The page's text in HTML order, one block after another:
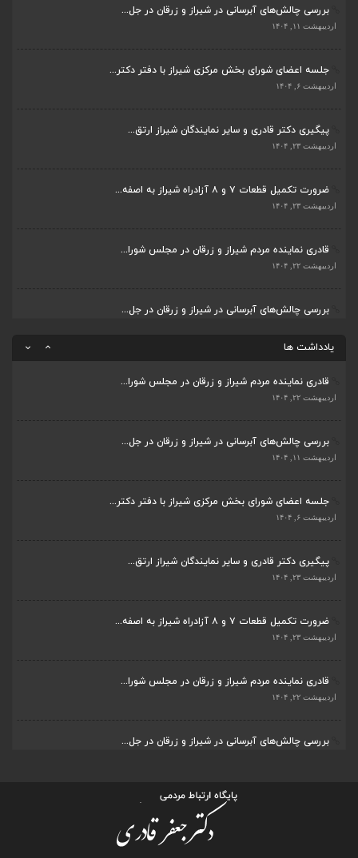
بررسی چالش‌های آبرسانی در شیراز و زرقان در جل...
اردیبهشت ۱۱, ۱۴۰۴
جلسه اعضای شورای بخش مرکزی شیراز با دفتر دکتر...
اردیبهشت ۶, ۱۴۰۴
پیگیری دکتر قادری و سایر نمایندگان شیراز ارتق...
اردیبهشت ۲۳, ۱۴۰۴
ضرورت تکمیل قطعات ۷ و ۸ آزادراه شیراز به اصفه...
اردیبهشت ۲۳, ۱۴۰۴
قادری نماینده مردم شیراز و زرقان در مجلس شورا...
اردیبهشت ۲۲, ۱۴۰۴
بررسی چالش‌های آبرسانی در شیراز و زرقان در جل...
یادداشت ها
ضرورت تکمیل قطعات ۷ و ۸ آزادراه شیراز به اصفه...
قادری نماینده مردم شیراز و زرقان در مجلس شورا...
بررسی چالش‌های آبرسانی در شیراز و زرقان در جل...
جلسه اعضای شورای بخش مرکزی شیراز با دفتر دکتر...
پیگیری دکتر قادری و سایر نمایندگان شیراز ارتق...
قادری نماینده مردم شیراز و زرقان در مجلس شورا...
اردیبهشت ۲۲, ۱۴۰۴
بررسی چالش‌های آبرسانی در شیراز و زرقان در جل...
اردیبهشت ۱۱, ۱۴۰۴
جلسه اعضای شورای بخش مرکزی شیراز با دفتر دکتر...
اردیبهشت ۶, ۱۴۰۴
پیگیری دکتر قادری و سایر نمایندگان شیراز ارتق...
اردیبهشت ۲۳, ۱۴۰۴
ضرورت تکمیل قطعات ۷ و ۸ آزادراه شیراز به اصفه...
اردیبهشت ۲۳, ۱۴۰۴
قادری نماینده مردم شیراز و زرقان در مجلس شورا...
اردیبهشت ۲۲, ۱۴۰۴
بررسی چالش‌های آبرسانی در شیراز و زرقان در جل...